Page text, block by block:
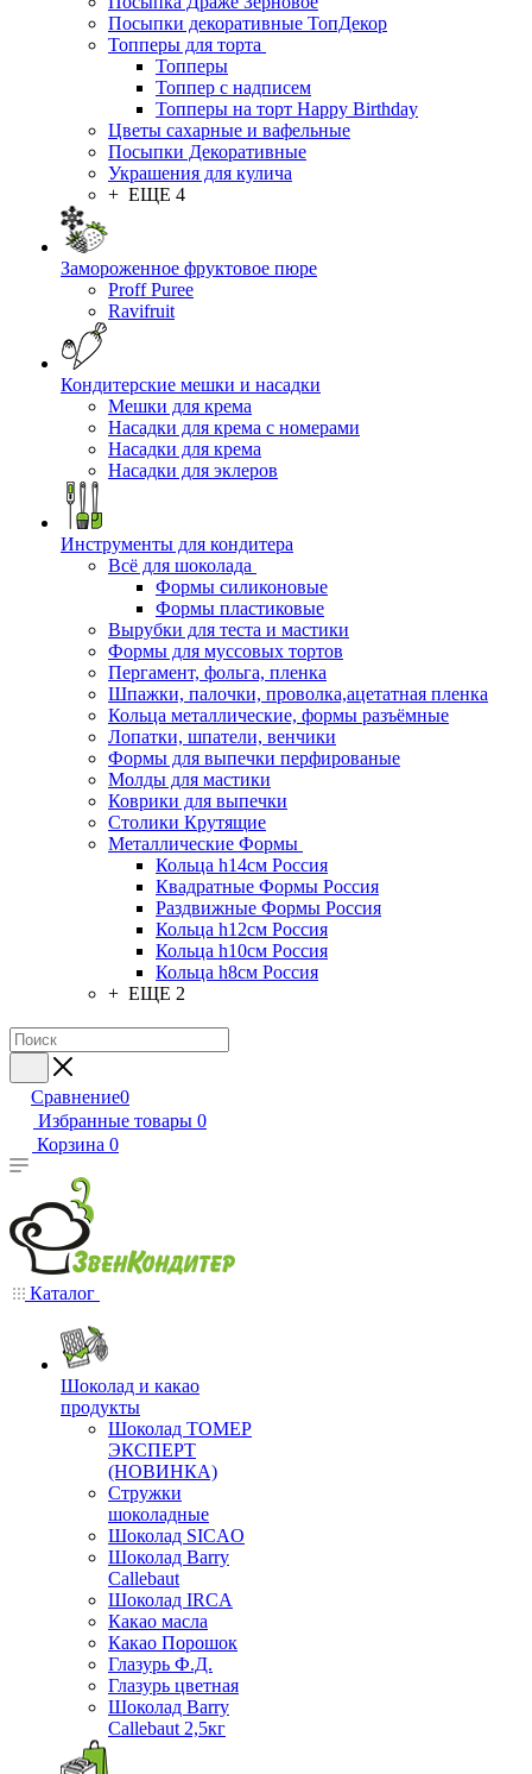
Посыпки декоративные ТопДекор
Топперы для торта
Топперы
Топпер с надписем
Топперы на торт Happy Birthday
Цветы сахарные и вафельные
Посыпки Декоративные
Украшения для кулича
+ ЕЩЕ 4
Замороженное фруктовое пюре
Proff Puree
Ravifruit
Кондитерские мешки и насадки
Мешки для крема
Насадки для крема с номерами
Насадки для крема
Насадки для эклеров
Инструменты для кондитера
Всё для шоколада
Формы силиконовые
Формы пластиковые
Вырубки для теста и мастики
Формы для муссовых тортов
Пергамент, фольга, пленка
Шпажки, палочки, проволка,ацетатная пленка
Кольца металлические, формы разъёмные
Лопатки, шпатели, венчики
Формы для выпечки перфированые
Молды для мастики
Коврики для выпечки
Столики Крутящие
Металлические Формы
Кольца h14см Россия
Квадратные Формы Россия
Раздвижные Формы Россия
Кольца h12см Россия
Кольца h10см Россия
Кольца h8см Россия
+ ЕЩЕ 2
Сравнение0
Избранные товары 0
Корзина 0
Каталог
Шоколад и какао
продукты
Шоколад ТОМЕР
ЭКСПЕРТ
(НОВИНКА)
Стружки
шоколадные
Шоколад SICAO
Шоколад Barry
Callebaut
Шоколад IRCA
Какао масла
Какао Порошок
Глазурь Ф.Д.
Глазурь цветная
Шоколад Barry
Callebaut 2,5кг